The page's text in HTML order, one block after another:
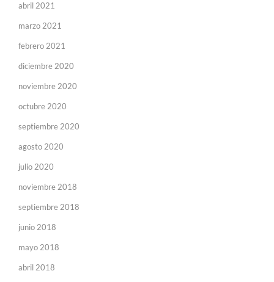
abril 2021
marzo 2021
febrero 2021
diciembre 2020
noviembre 2020
octubre 2020
septiembre 2020
agosto 2020
julio 2020
noviembre 2018
septiembre 2018
junio 2018
mayo 2018
abril 2018